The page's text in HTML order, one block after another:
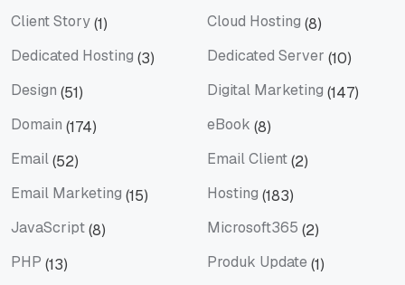
Client Story(1) Cloud Hosting (8)
Dedicated Hosting (3) Dedicated Server (10)
Design (51) Digital Marketing (147)
Domain (174) eBook (8)
Email(52) Email Client(2)
Email Marketing (15) Hosting (183)
JavaScript(8) Microsoft365 (2)
PHP (13) Produk Update (1)